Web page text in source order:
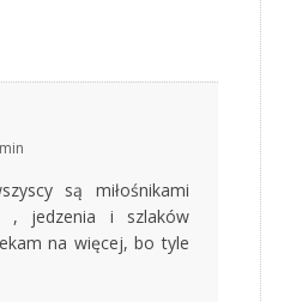
są miłośnikami
, jedzenia i szlaków
na więcej, bo tyle